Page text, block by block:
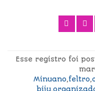
Esse registro foi
Minuano,feltro,
biju,